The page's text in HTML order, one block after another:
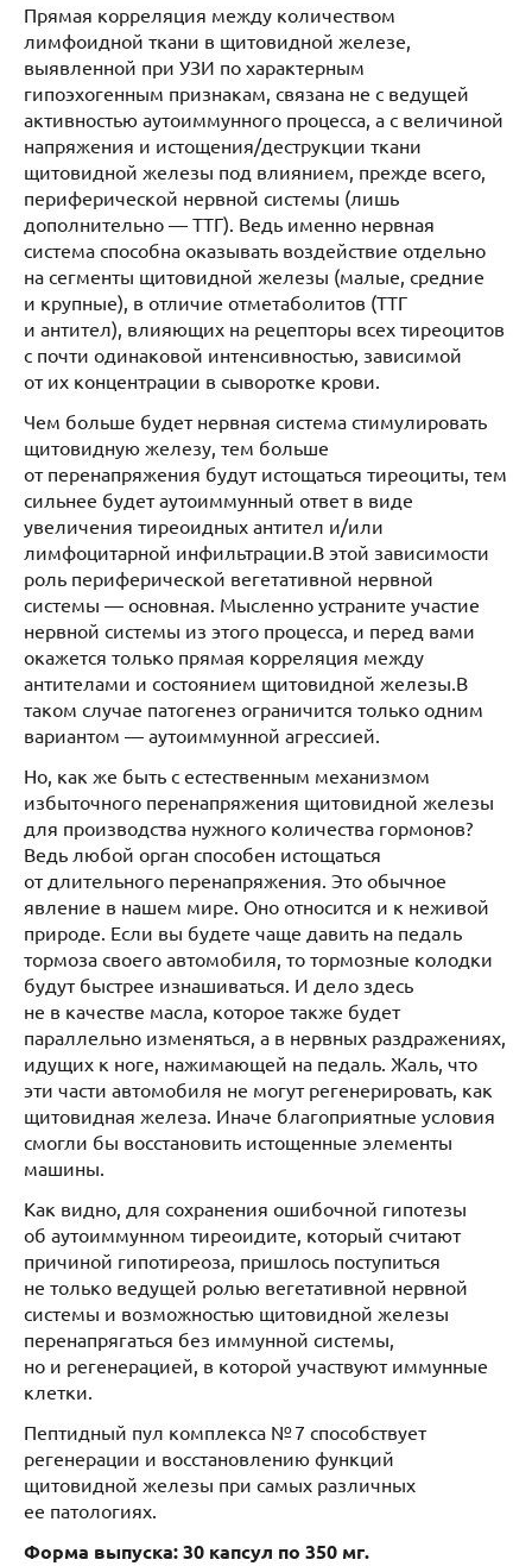
Прямая корреляция между количеством
лимфоидной ткани в щитовидной железе,
выявленной при УЗИ по характерным
гипоэхогенным признакам, связана не с ведущей
активностью аутоиммунного процесса, а с величиной
напряжения и истощения/деструкции ткани
щитовидной железы под влиянием, прежде всего,
периферической нервной системы (лишь
дополнительно — ТТГ). Ведь именно нервная
система способна оказывать воздействие отдельно
на сегменты щитовидной железы (малые, средние
и крупные), в отличие отметаболитов (ТТГ
и антител), влияющих на рецепторы всех тиреоцитов
с почти одинаковой интенсивностью, зависимой
от их концентрации в сыворотке крови.
Чем больше будет нервная система стимулировать
щитовидную железу, тем больше
от перенапряжения будут истощаться тиреоциты, тем
сильнее будет аутоиммунный ответ в виде
увеличения тиреоидных антител и/или
лимфоцитарной инфильтрации.В этой зависимости
роль периферической вегетативной нервной
системы — основная. Мысленно устраните участие
нервной системы из этого процесса, и перед вами
окажется только прямая корреляция между
антителами и состоянием щитовидной железы.В
таком случае патогенез ограничится только одним
вариантом — аутоиммунной агрессией.
Но, как же быть с естественным механизмом
избыточного перенапряжения щитовидной железы
для производства нужного количества гормонов?
Ведь любой орган способен истощаться
от длительного перенапряжения. Это обычное
явление в нашем мире. Оно относится и к неживой
природе. Если вы будете чаще давить на педаль
тормоза своего автомобиля, то тормозные колодки
будут быстрее изнашиваться. И дело здесь
не в качестве масла, которое также будет
параллельно изменяться, а в нервных раздражениях,
идущих к ноге, нажимающей на педаль. Жаль, что
эти части автомобиля не могут регенерировать, как
щитовидная железа. Иначе благоприятные условия
смогли бы восстановить истощенные элементы
машины.
Как видно, для сохранения ошибочной гипотезы
об аутоиммунном тиреоидите, который считают
причиной гипотиреоза, пришлось поступиться
не только ведущей ролью вегетативной нервной
системы и возможностью щитовидной железы
перенапрягаться без иммунной системы,
но и регенерацией, в которой участвуют иммунные
клетки.
Пептидный пул комплекса № 7 способствует
регенерации и восстановлению функций
щитовидной железы при самых различных
ее патологиях.
Форма выпуска: 30 капсул по 350 мг.